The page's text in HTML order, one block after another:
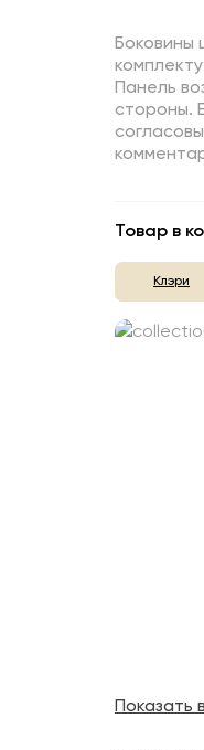
Боковины
Панель
стороны.
Товар в
Клэри
Показать